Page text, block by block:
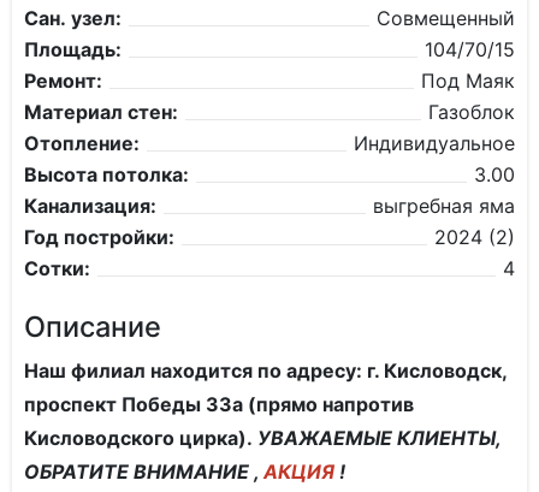
Сан. узел:
Совмещенный
Площадь:
104/70/15
Ремонт:
Под Маяк
Материал стен:
Газоблок
Отопление:
Индивидуальное
Высота потолка:
3.00
Канализация:
выгребная яма
Год постройки:
2024 (2)
Сотки:
4
Описание
Наш филиал находится по адресу: г. Кисловодск,
проспект Победы 33а (прямо напротив
Кисловодского цирка). УВАЖАЕМЫЕ КЛИЕНТЫ,
ОБРАТИТЕ ВНИМАНИЕ ,АКЦИЯ !